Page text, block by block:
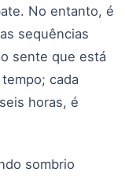
No entanto, é
sequências
sente que está
cada
horas, é
sombrio